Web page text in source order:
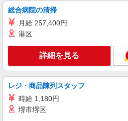
総合病院の清掃
月給 257,400円
港区
詳細を見る
レジ・商品陳列スタッフ
時給 1,180円
堺市堺区